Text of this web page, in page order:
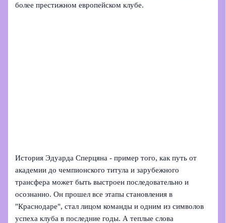
более престижном европейском клубе.
История Эдуарда Сперцяна - пример того, как путь от
академии до чемпионского титула и зарубежного
трансфера может быть выстроен последовательно и
осознанно. Он прошел все этапы становления в
"Краснодаре", стал лицом команды и одним из символов
успеха клуба в последние годы. А теплые слова